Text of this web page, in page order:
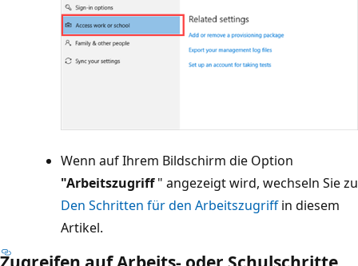
Wenn auf Ihrem Bildschirm die Option
"Arbeitszugriff" angezeigt wird, wechseln Sie zu
Den Schritten für den Arbeitszugriffin diesem
Artikel.